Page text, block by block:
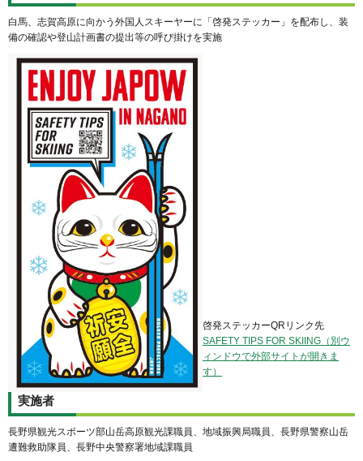
白馬、志賀高原に向かう外国人スキーヤーに「啓発ステッカー」を配布し、装
備の確認や登山計画書の提出等の呼び掛けを実施
啓発ステッカーQRリンク先
SAFETY TIPS FOR SKIING（別ウ
ィンドウで外部サイトが開きま
す）
実施者
長野県観光スポーツ部山岳高原観光課職員、地域振興局職員、長野県警察山岳
遭難救助隊員、長野中央警察署地域課職員